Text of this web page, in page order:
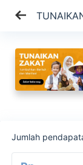
Jumlah